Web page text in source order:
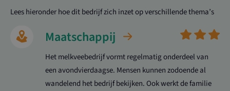
Lees hieronder hoe dit bedrijf zich inzet op verschillende thema’s
Maatschappij
Het melkveebedrijf vormt regelmatig onderdeel van
een avondvierdaagse. Mensen kunnen zodoende al
wandelend het bedrijf bekijken. Ook werkt de familie